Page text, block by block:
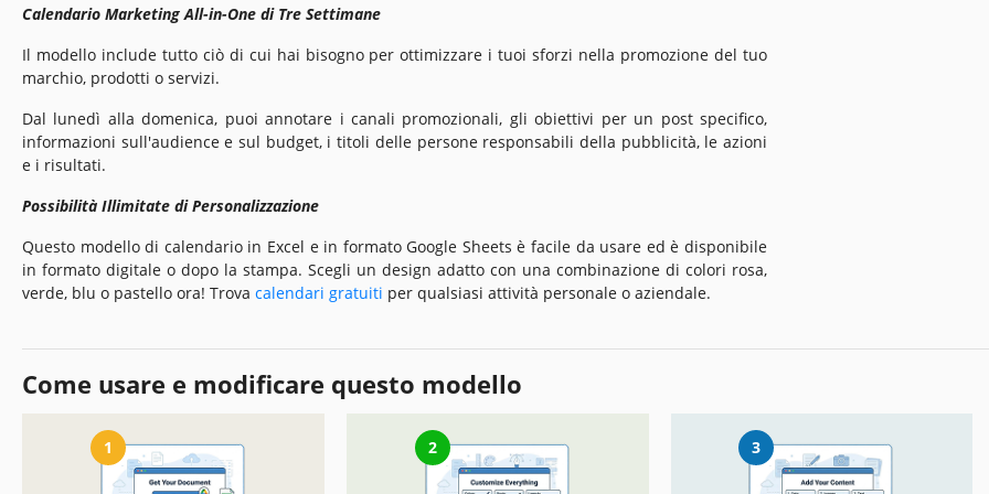
Calendario Marketing All-in-One di Tre Settimane
Il modello include tutto ciò di cui hai bisogno per ottimizzare i tuoi sforzi nella promozione del tuo
marchio, prodotti o servizi.
Dal lunedì alla domenica, puoi annotare i canali promozionali, gli obiettivi per un post specifico,
informazioni sull'audience e sul budget, i titoli delle persone responsabili della pubblicità, le azioni
e i risultati.
Possibilità Illimitate di Personalizzazione
Questo modello di calendario in Excel e in formato Google Sheets è facile da usare ed è disponibile
in formato digitale o dopo la stampa. Scegli un design adatto con una combinazione di colori rosa,
verde, blu o pastello ora! Trova calendari gratuiti per qualsiasi attività personale o aziendale.
Come usare e modificare questo modello
1 2 3